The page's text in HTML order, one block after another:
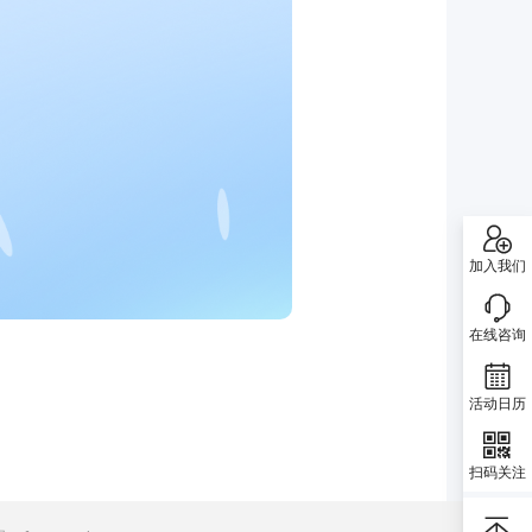
加入我们
在线咨询
活动日历
扫码关注